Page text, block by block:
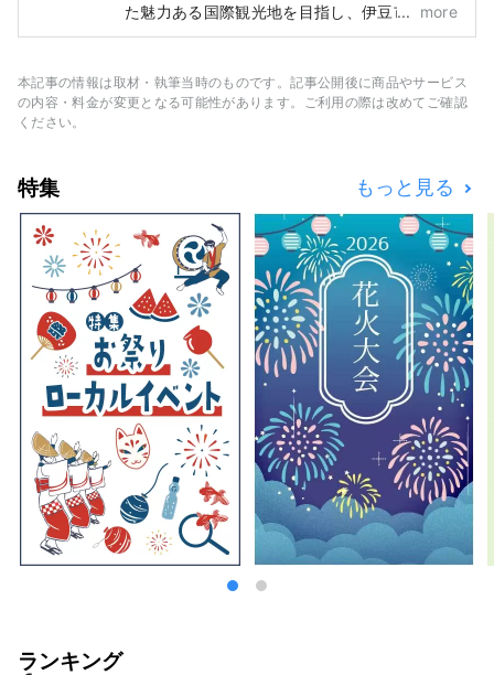
た魅力ある国際観光地を目指し、伊豆市への外
国人観光客の誘致や受け入れ体制の整備等を促
伊豆市は、自然と農業が豊かで、温泉や海水
浴場、山岳地帯など、様々な観光スポットがあ
カバー画像は、伊豆市を彩る写真コンテスト入
賞作品です。 撮影者：尾島 裕樹 作品名：
「小雪（しょうせつ）を彩る」 カバー画像の
無断転用及び複製を禁止します。 カバー画像
の利用については、伊豆市観光情報サイトでご
確認ください。
more
本記事の情報は取材・執筆当時のものです。記事公開後に商品やサービス
の内容・料金が変更となる可能性があります。ご利用の際は改めてご確認
ください。
特集 もっと見る
ランキング